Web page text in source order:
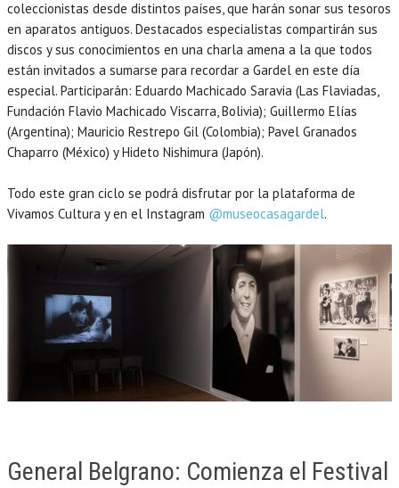
coleccionistas desde distintos países, que harán sonar sus tesoros
en aparatos antiguos. Destacados especialistas compartirán sus
discos y sus conocimientos en una charla amena a la que todos
están invitados a sumarse para recordar a Gardel en este día
especial. Participarán: Eduardo Machicado Saravia (Las Flaviadas,
Fundación Flavio Machicado Viscarra, Bolivia); Guillermo Elías
(Argentina); Mauricio Restrepo Gil (Colombia); Pavel Granados
Chaparro (México) y Hideto Nishimura (Japón).
Todo este gran ciclo se podrá disfrutar por la plataforma de
Vivamos Cultura y en el Instagram @museocasagardel.
General Belgrano: Comienza el Festival